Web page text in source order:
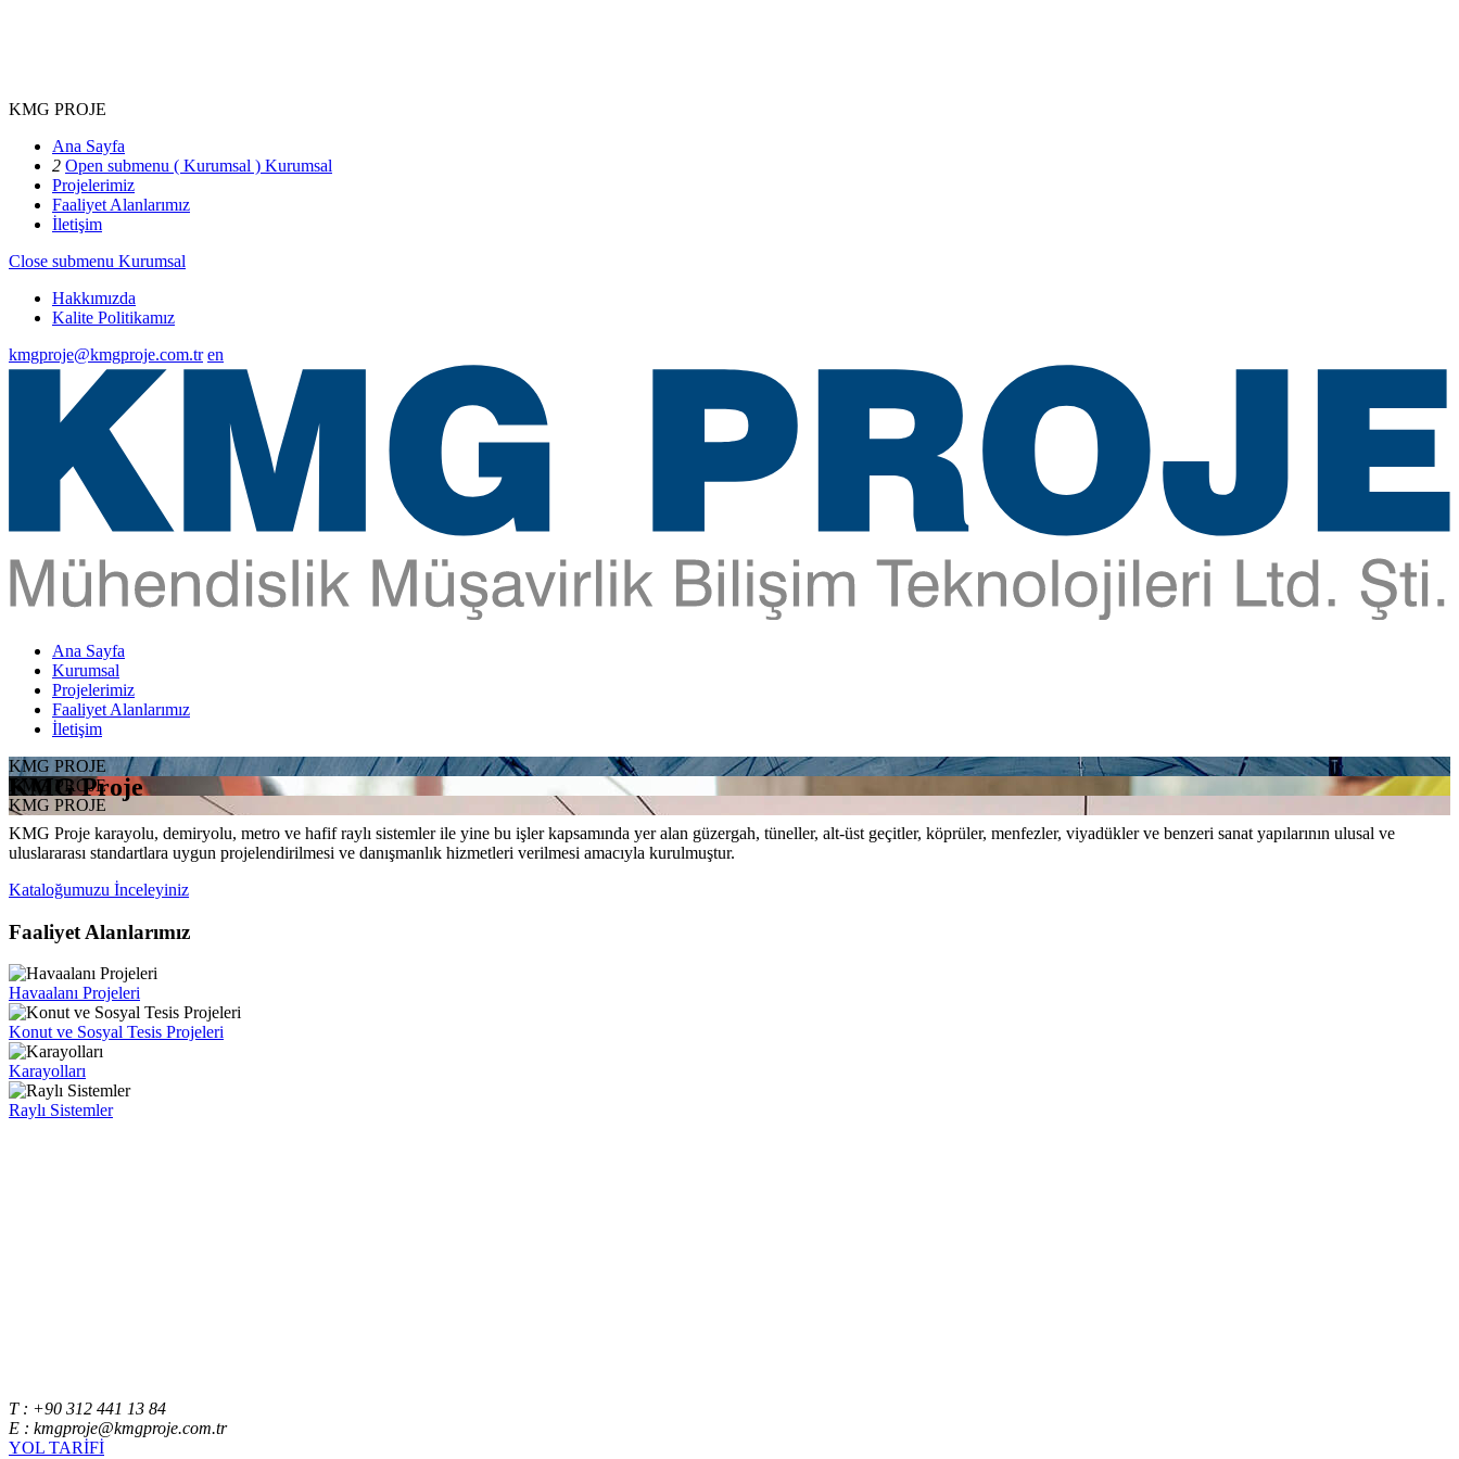
KMG PROJE
Ana Sayfa
2 Open submenu ( Kurumsal ) Kurumsal
Projelerimiz
Faaliyet Alanlarımız
İletişim
Close submenu Kurumsal
Hakkımızda
Kalite Politikamız
kmgproje@kmgproje.com.tr en
Ana Sayfa
Kurumsal
Projelerimiz
Faaliyet Alanlarımız
İletişim
KMG PROJE
KMG PROJE
KMG PROJE
KMG Proje
KMG Proje karayolu, demiryolu, metro ve hafif raylı sistemler ile yine bu işler kapsamında yer alan güzergah, tüneller, alt-üst geçitler, köprüler, menfezler, viyadükler ve benzeri sanat yapılarının ulusal ve
uluslararası standartlara uygun projelendirilmesi ve danışmanlık hizmetleri verilmesi amacıyla kurulmuştur.
Kataloğumuzu İnceleyiniz
Faaliyet Alanlarımız
Havaalanı Projeleri
Konut ve Sosyal Tesis Projeleri
Karayolları
Raylı Sistemler
T : +90 312 441 13 84
E : kmgproje@kmgproje.com.tr
YOL TARİFİ